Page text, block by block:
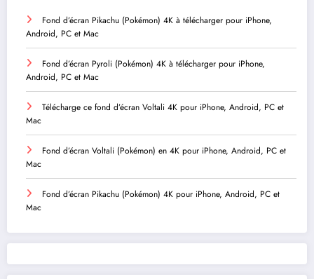
Fond d’écran Pikachu (Pokémon) 4K à télécharger pour iPhone,
Android, PC et Mac
Fond d’écran Pyroli (Pokémon) 4K à télécharger pour iPhone,
Android, PC et Mac
Télécharge ce fond d’écran Voltali 4K pour iPhone, Android, PC et
Mac
Fond d’écran Voltali (Pokémon) en 4K pour iPhone, Android, PC et
Mac
Fond d’écran Pikachu (Pokémon) 4K pour iPhone, Android, PC et
Mac